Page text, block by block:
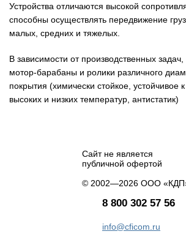
Устройства отличаются высокой
способны осуществлять передвижение
малых, средних и тяжелых.
В зависимости от производственных
мотор-барабаны и ролики различного
покрытия (химически стойкое, устойчивое
высоких и низких температур, антистатик)
Сайт не является
публичной офертой
© 2002—2026 ООО
8 800 302 57 56
info@cficom.ru